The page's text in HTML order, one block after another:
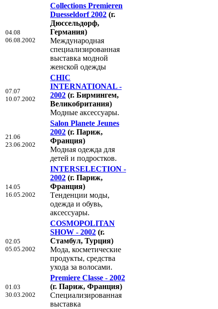
04.08
06.08.2002
Collections Premieren
Duesseldorf 2002 (г.
Дюссельдорф,
Германия)
Международная
специализированная
выставка модной
женской одежды
07.07
10.07.2002
CHIC
INTERNATIONAL -
2002 (г. Бирмингем,
Великобритания)
Модные аксессуары.
21.06
23.06.2002
Salon Planete Jeunes
2002 (г. Париж,
Франция)
Модная одежда для
детей и подростков.
14.05
16.05.2002
INTERSELECTION -
2002 (г. Париж,
Франция)
Tенденции моды,
одежда и обувь,
аксессуары.
02.05
05.05.2002
COSMOPOLITAN
SHOW - 2002 (г.
Стамбул, Турция)
Мода, косметические
продукты, средства
ухода за волосами.
01.03
30.03.2002
Premiere Classe - 2002
(г. Париж, Франция)
Специализированная
выставка